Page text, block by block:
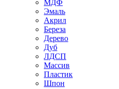
МДФ
Эмаль
Акрил
Береза
Дерево
Дуб
ЛДСП
Массив
Пластик
Шпон